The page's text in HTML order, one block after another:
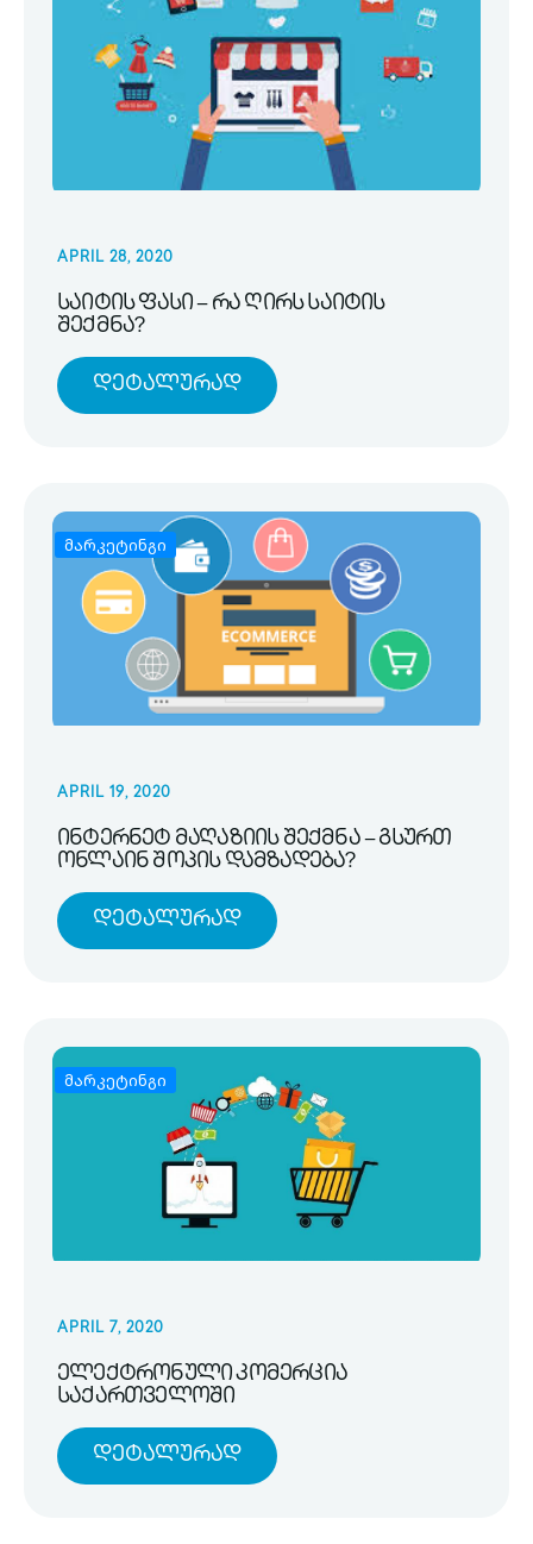
APRIL 28, 2020
საიტის ფასი – რა ღირს საიტის
შექმნა?
Დეტალურად
მარკეტინგი
APRIL 19, 2020
ინტერნეტ მაღაზიის შექმნა – გსურთ
ონლაინ შოპის დამზადება?
Დეტალურად
მარკეტინგი
APRIL 7, 2020
ელექტრონული კომერცია
საქართველოში
Დეტალურად